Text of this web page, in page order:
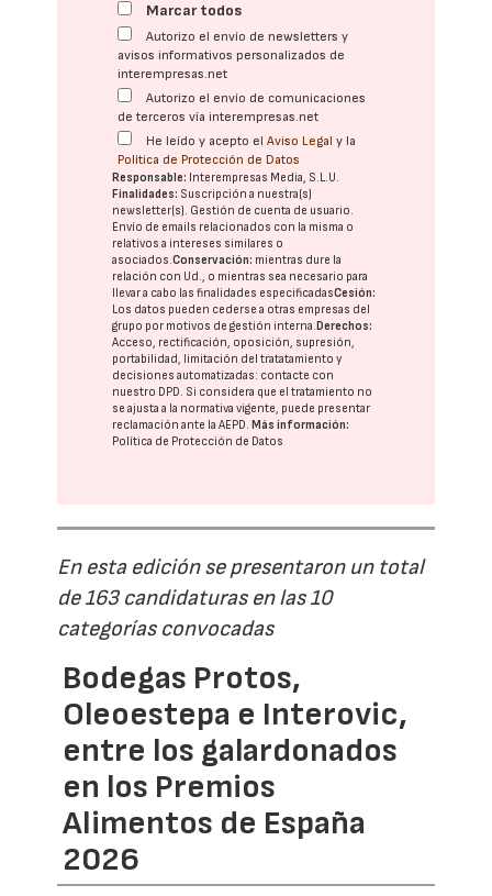
Marcar todos
Autorizo el envío de newsletters y
avisos informativos personalizados de
interempresas.net
Autorizo el envío de comunicaciones
de terceros vía interempresas.net
He leído y acepto elAviso Legal y la
Política de Protección de Datos
Responsable: Interempresas Media, S.L.U.
Finalidades: Suscripción a nuestra(s)
newsletter(s). Gestión de cuenta de usuario.
Envío de emails relacionados con la misma o
relativos a intereses similares o
asociados.Conservación: mientras dure la
relación con Ud., o mientras sea necesario para
llevar a cabo las finalidades especificadasCesión:
Los datos pueden cederse a otras empresas del
grupo por motivos de gestión interna.Derechos:
Acceso, rectificación, oposición, supresión,
portabilidad, limitación del tratatamiento y
decisiones automatizadas: contacte con
nuestro DPD. Si considera que el tratamiento no
se ajusta a la normativa vigente, puede presentar
reclamación ante laAEPD.Más información:
Política de Protección de Datos
En esta edición se presentaron un total
de 163 candidaturas en las 10
categorías convocadas
Bodegas Protos,
Oleoestepa e Interovic,
entre los galardonados
en los Premios
Alimentos de España
2026